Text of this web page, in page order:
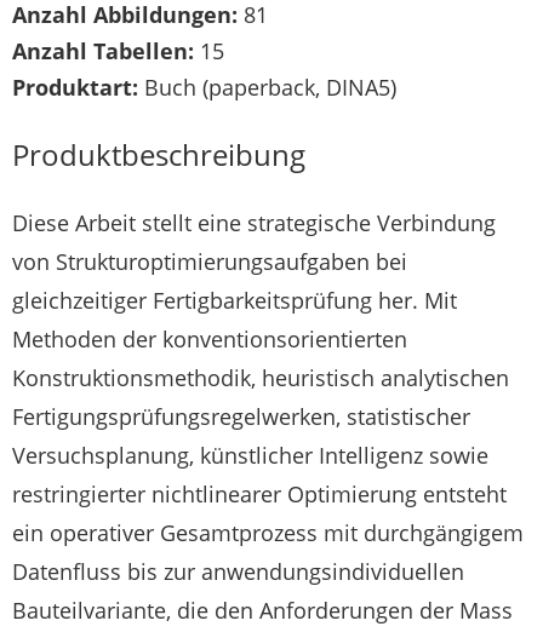
Anzahl Abbildungen: 81
Anzahl Tabellen: 15
Produktart: Buch (paperback, DINA5)
Produktbeschreibung
Diese Arbeit stellt eine strategische Verbindung
von Strukturoptimierungsaufgaben bei
gleichzeitiger Fertigbarkeitsprüfung her. Mit
Methoden der konventionsorientierten
Konstruktionsmethodik, heuristisch analytischen
Fertigungsprüfungsregelwerken, statistischer
Versuchsplanung, künstlicher Intelligenz sowie
restringierter nichtlinearer Optimierung entsteht
ein operativer Gesamtprozess mit durchgängigem
Datenfluss bis zur anwendungsindividuellen
Bauteilvariante, die den Anforderungen der Mass